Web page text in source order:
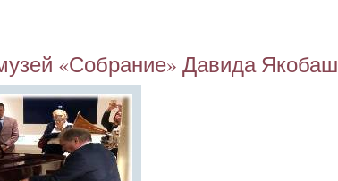
«Соб­ра­ние» Да­вида